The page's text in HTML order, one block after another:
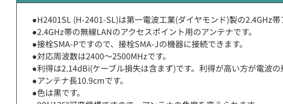
●H2401SL (H-2401-SL)は第一電波工業(ダイヤモンド)製の2.4GHz帯
●2.4GHz帯の無線LANのアクセスポイント用のアンテナです。
●接栓SMA-Pですので、接栓SMA-Jの機器に接続できます。
●対応周波数は2400〜2500MHzです。
●利得は2.14dBi(ケーブル損失は含まず)です。利得が高い方が電波の
●アンテナ長10.9cmです。
●色は黒です。